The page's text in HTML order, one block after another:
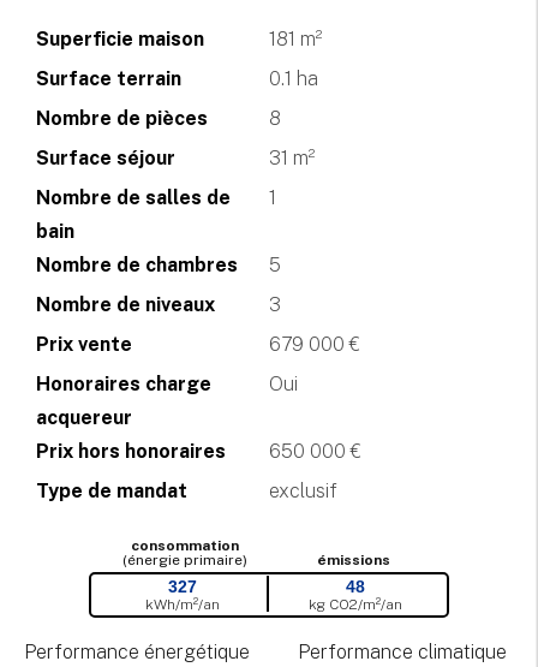
Superficie maison
181 m²
Surface terrain
0.1 ha
Nombre de pièces
8
Surface séjour
31 m²
Nombre de salles de
bain
1
Nombre de chambres
5
Nombre de niveaux
3
Prix vente
679 000 €
Honoraires charge
acquereur
Oui
Prix hors honoraires
650 000 €
Type de mandat
exclusif
consommation
(énergie primaire)
émissions
327
kWh/m²/an
48
kg CO2/m²/an
Performance énergétique Performance climatique